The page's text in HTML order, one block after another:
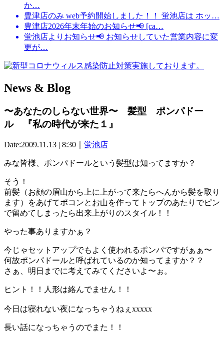
か…
豊津店のみ web予約開始しました！！ 蛍池店は ホッ…
豊津店2026年末年始のお知らせ📢 [ca…
蛍池店よりお知らせ📢 お知らせしていた営業内容に変
更が…
News & Blog
〜あなたのしらない世界〜 髪型 ポンパドー
ル 『私の時代が来た１』
Date:2009.11.13 | 8:30｜ 蛍池店
みな皆様、ポンパドールという髪型は知ってますか？
そう！
前髪（お顔の眉山から上に上がって来たらへんから髪を取り
ます）をあげてポコンとお山を作ってトップのあたりでピン
で留めてしまったら出来上がりのスタイル！！
やった事ありますかぁ？
今じゃセットアップでもよく使われるポンパですがぁぁ〜
何故ポンパドールと呼ばれているのか知ってますか？？
さぁ、明日までに考えてみてくださいよ〜ぉ。
ヒント！！人形は絡んでません！！
今日は寝れない夜になっちゃうねぇxxxxx
長い話になっちゃうのでまた！！